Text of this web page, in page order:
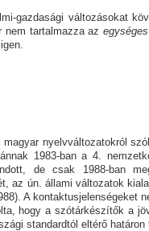
változásokat
nem tartalmazza az
nyelvváltozatokról szóló
1983-ban a 4.
de csak 1988-ban
az ún. állami változatok
A kontaktusjelenségeket
hogy a szótárkészítők a
standardtól eltérő